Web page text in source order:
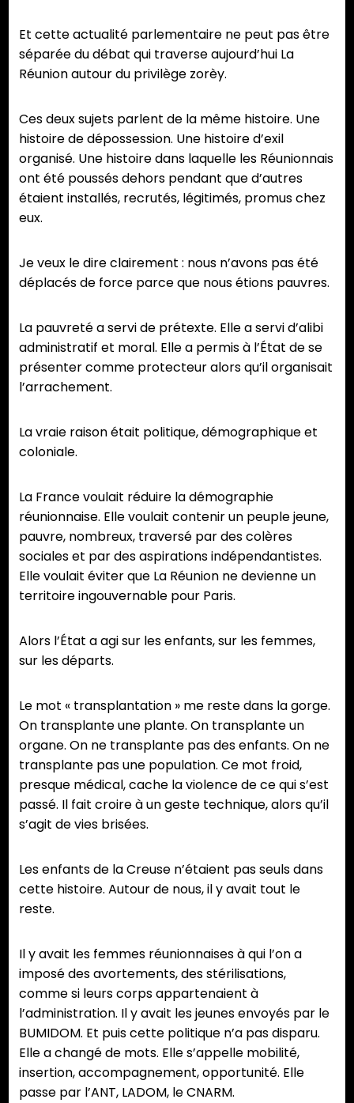
Et cette actualité parlementaire ne peut pas être
séparée du débat qui traverse aujourd’hui La
Réunion autour du privilège zorèy.
Ces deux sujets parlent de la même histoire. Une
histoire de dépossession. Une histoire d’exil
organisé. Une histoire dans laquelle les Réunionnais
ont été poussés dehors pendant que d’autres
étaient installés, recrutés, légitimés, promus chez
eux.
Je veux le dire clairement : nous n’avons pas été
déplacés de force parce que nous étions pauvres.
La pauvreté a servi de prétexte. Elle a servi d’alibi
administratif et moral. Elle a permis à l’État de se
présenter comme protecteur alors qu’il organisait
l’arrachement.
La vraie raison était politique, démographique et
coloniale.
La France voulait réduire la démographie
réunionnaise. Elle voulait contenir un peuple jeune,
pauvre, nombreux, traversé par des colères
sociales et par des aspirations indépendantistes.
Elle voulait éviter que La Réunion ne devienne un
territoire ingouvernable pour Paris.
Alors l’État a agi sur les enfants, sur les femmes,
sur les départs.
Le mot « transplantation » me reste dans la gorge.
On transplante une plante. On transplante un
organe. On ne transplante pas des enfants. On ne
transplante pas une population. Ce mot froid,
presque médical, cache la violence de ce qui s’est
passé. Il fait croire à un geste technique, alors qu’il
s’agit de vies brisées.
Les enfants de la Creuse n’étaient pas seuls dans
cette histoire. Autour de nous, il y avait tout le
reste.
Il y avait les femmes réunionnaises à qui l’on a
imposé des avortements, des stérilisations,
comme si leurs corps appartenaient à
l’administration. Il y avait les jeunes envoyés par le
BUMIDOM. Et puis cette politique n’a pas disparu.
Elle a changé de mots. Elle s’appelle mobilité,
insertion, accompagnement, opportunité. Elle
passe par l’ANT, LADOM, le CNARM.